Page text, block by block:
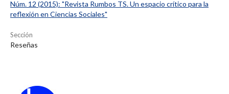
Núm. 12 (2015): "Revista Rumbos TS. Un espacio crítico para la
reflexión en Ciencias Sociales"
Sección
Reseñas